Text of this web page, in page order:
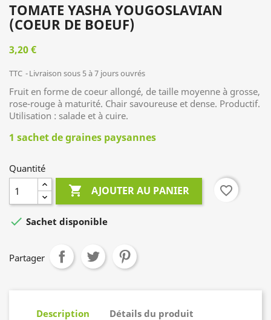
TOMATE YASHA YOUGOSLAVIAN
(COEUR DE BOEUF)
3,20 €
TTC Livraison sous 5 à 7 jours ouvrés
Fruit en forme de coeur allongé, de taille moyenne à grosse,
rose-rouge à maturité. Chair savoureuse et dense. Productif.
Utilisation : salade et à cuire.
1 sachet de graines paysannes
Quantité
 AJOUTER AU PANIER favorite_border
 Sachet disponible
Partager
Description Détails du produit